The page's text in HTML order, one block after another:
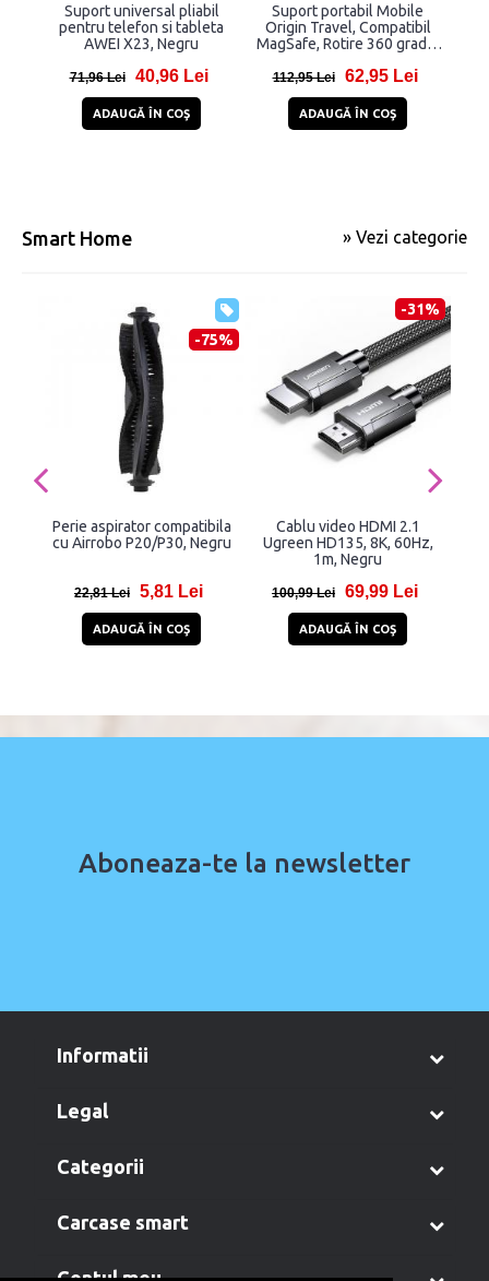
Suport universal pliabil
pentru telefon si tableta
AWEI X23, Negru
71,96 Lei 40,96 Lei
ADAUGĂ ÎN COŞ
Suport portabil Mobile
Origin Travel, Compatibil
MagSafe, Rotire 360 grade,
112,95 Lei 62,95 Lei
ADAUGĂ ÎN COŞ
Smart Home » Vezi categorie
-75%
Perie aspirator compatibila
cu Airrobo P20/P30, Negru
22,81 Lei 5,81 Lei
ADAUGĂ ÎN COŞ
-31%
Cablu video HDMI 2.1
Ugreen HD135, 8K, 60Hz,
1m, Negru
100,99 Lei 69,99 Lei
ADAUGĂ ÎN COŞ
Aboneaza-te la newsletter
informatii
legal
categorii
carcase smart